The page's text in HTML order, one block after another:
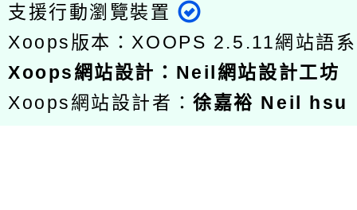
支援行動瀏覽裝置
Xoops版本： XOOPS 2.5.11網站語
Xoops網站設計 ： Neil網站設計工坊
Xoops網站設計者：徐嘉裕 Neil hsu